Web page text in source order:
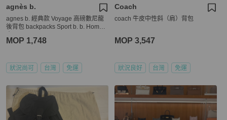
agnès b.
agnes b. 經典款 Voyage 高磅數尼龍
後背包 backpacks Sport b. b. Homme
MOP 1,748
狀況尚可 台灣 免運
Coach
coach 牛皮中性斜（肩）背包
MOP 3,547
狀況良好 台灣 免運